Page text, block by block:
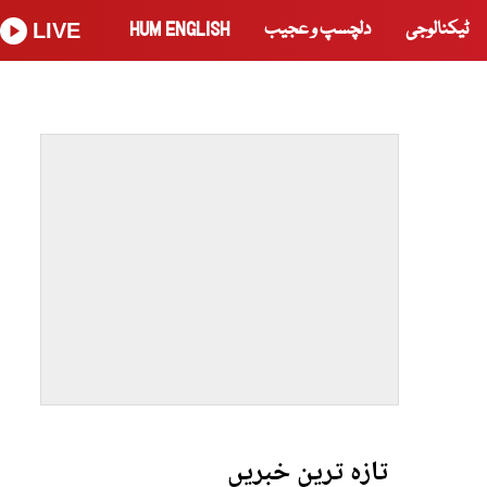
ٹیکنالوجی دلچسپ و عجیب HUM ENGLISH
LIVE
تازہ ترین خبریں